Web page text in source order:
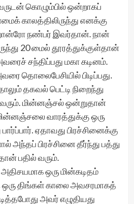
கொழும்பில் ஒன்றாகப்
காலத்திலிருந்து எனக்கு
நண்பர் இவர்தான். நான்
20 மைல் தூரத்துக்குள்தான்
சந்திப்பது மகா கடினம்.
தொலைபேசியில் பிடிப்பது.
தகவல் பெட்டி நிறைந்து
மின்னஞ்சல் ஒன்றுதான்
வாரத்துக்கு ஒரு
ஏதாவது பிரச்சினைக்கு
அந்தப் பிரச்சினை தீர்ந்து பத்து
பதில் வரும்.
ஒரு மின்கடிதம்
ஒரு திங்கள் காலை அவசரமாகத்
அவர் எழுதியது